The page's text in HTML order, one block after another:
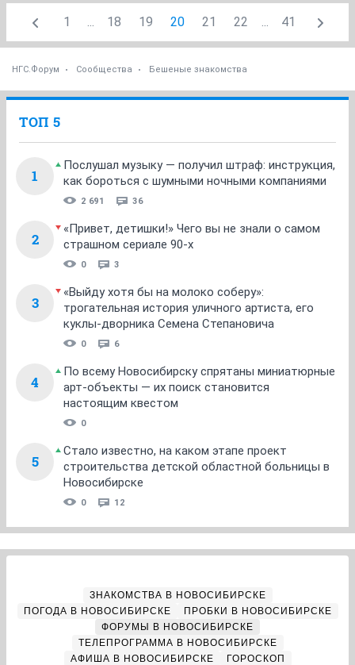
1 ... 18 19 20 21 22 ... 41
НГС.Форум Сообщества Бешеные знакомства
ТОП 5
1
Послушал музыку — получил штраф: инструкция,
как бороться с шумными ночными компаниями
2 691 36
2
«Привет, детишки!» Чего вы не знали о самом
страшном сериале 90-х
0 3
3
«Выйду хотя бы на молоко соберу»:
трогательная история уличного артиста, его
куклы-дворника Семена Степановича
0 6
4
По всему Новосибирску спрятаны миниатюрные
арт-объекты — их поиск становится
настоящим квестом
0
5
Стало известно, на каком этапе проект
строительства детской областной больницы в
Новосибирске
0 12
ЗНАКОМСТВА В НОВОСИБИРСКЕ
ПОГОДА В НОВОСИБИРСКЕ
ПРОБКИ В НОВОСИБИРСКЕ
ФОРУМЫ В НОВОСИБИРСКЕ
ТЕЛЕПРОГРАММА В НОВОСИБИРСКЕ
АФИША В НОВОСИБИРСКЕ
ГОРОСКОП